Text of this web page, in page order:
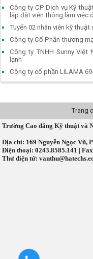
Công ty CP Dịch vụ Kỹ
lắp đặt viễn thông làm việc
Tuyển 02 nhân viên kỹ thuật
Công ty Cổ Phần thương
Công ty TNHH Sunny Việt
lạnh
Công ty cổ phần LILAMA
Trang
Trường Cao đẳng Kỹ thuật và
Địa chỉ: 169 Nguyễn Ngọc Vũ,
Điện thoại: 0243.8585.141 |
Thư điện tử: